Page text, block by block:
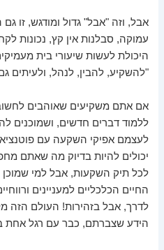
אבל, וזה "אבל" גדול ומודגש, זו
עמוקה, סבלנות אין קץ, נכונות
היכולת לעשות שיעורי בית
"להשקיע, להבין, לנהל, ולעיתים
אם אתם משקיעים שאוהבים
ללמוד דברים חדשים, ושמוכנים
לעצמם אפיקי השקעה עם
יכולים להיות בדיוק מה שאתם
לכל תיק השקעות, אבל למי
החיים הכלכליים למעניינים
לדרך, אבל בזהירות! העולם הזה
הידע שצברתם, כבר עם רגל אחת